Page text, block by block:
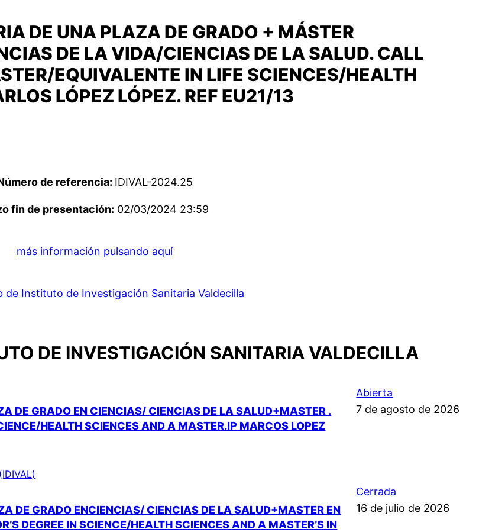
DE UNA PLAZA DE GRADO + MÁSTER
DE LA VIDA/CIENCIAS DE LA SALUD. CALL
EQUIVALENTE IN LIFE SCIENCES/HEALTH
LÓPEZ LÓPEZ. REF EU21/13
de referencia: IDIVAL-2024.25
fin de presentación: 02/03/2024 23:59
más información pulsando aquí
de Instituto de Investigación Sanitaria Valdecilla
DE INVESTIGACIÓN SANITARIA VALDECILLA
DE GRADO EN CIENCIAS/ CIENCIAS DE LA SALUD+MASTER .
HEALTH SCIENCES AND A MASTER.IP MARCOS LOPEZ
Abierta
7 de agosto de 2026
DE GRADO ENCIENCIAS/ CIENCIAS DE LA SALUD+MASTER EN
DEGREE IN SCIENCE/HEALTH SCIENCES AND A MASTER’S IN
Cerrada
16 de julio de 2026